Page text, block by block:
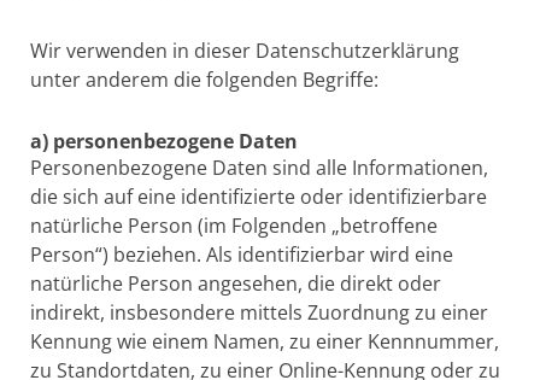
Wir verwenden in dieser Datenschutzerklärung
unter anderem die folgenden Begriffe:
a) personenbezogene Daten
Personenbezogene Daten sind alle Informationen,
die sich auf eine identifizierte oder identifizierbare
natürliche Person (im Folgenden „betroffene
Person“) beziehen. Als identifizierbar wird eine
natürliche Person angesehen, die direkt oder
indirekt, insbesondere mittels Zuordnung zu einer
Kennung wie einem Namen, zu einer Kennnummer,
zu Standortdaten, zu einer Online-Kennung oder zu